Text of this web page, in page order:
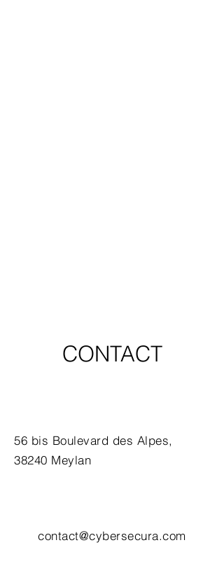
CONTACT
56 bis Boulevard des Alpes,
38240 Meylan
contact@cybersecura.com